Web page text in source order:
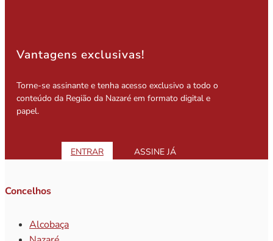
Vantagens exclusivas!
Torne-se assinante e tenha acesso exclusivo a todo o
conteúdo da Região da Nazaré em formato digital e
papel.
ENTRAR ASSINE JÁ
Concelhos
Alcobaça